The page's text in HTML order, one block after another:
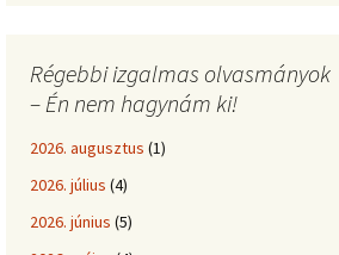
Régebbi izgalmas olvasmányok
– Én nem hagynám ki!
2026. augusztus (1)
2026. július (4)
2026. június (5)